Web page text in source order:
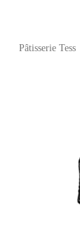
Pâtisserie Tess